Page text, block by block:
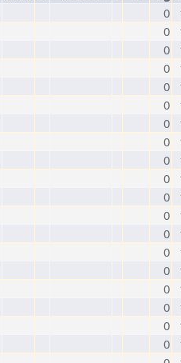
0
0
0
0
0
0
0
0
0
0
0
0
0
0
0
0
0
0
0